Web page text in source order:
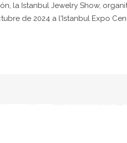
la Istanbul Jewelry Show,
de 2024 a l'Istanbul Expo